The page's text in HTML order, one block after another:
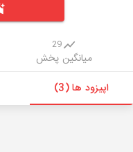
29
میانگین پخش
اپیزود ها (3)